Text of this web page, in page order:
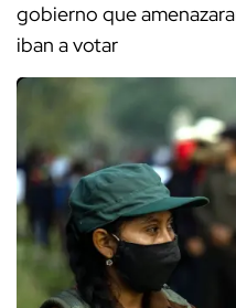
gobierno que
iban a votar